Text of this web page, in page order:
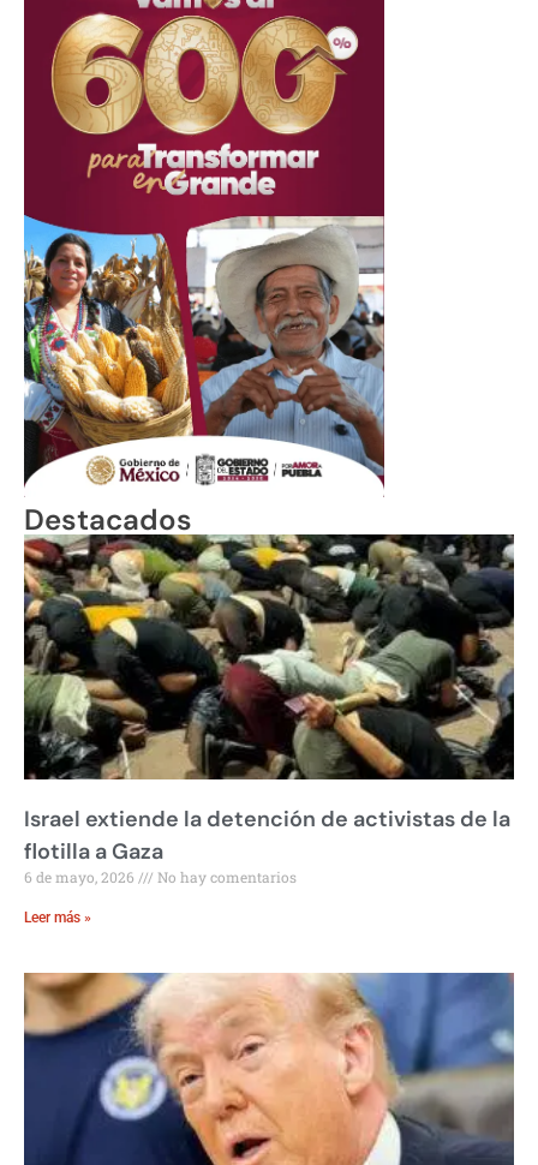
Destacados
Israel extiende la detención de activistas de la
flotilla a Gaza
6 de mayo, 2026 No hay comentarios
Leer más »